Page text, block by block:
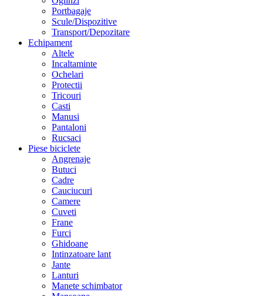
Portbagaje
Scule/Dispozitive
Transport/Depozitare
Echipament
Altele
Incaltaminte
Ochelari
Protectii
Tricouri
Casti
Manusi
Pantaloni
Rucsaci
Piese biciclete
Angrenaje
Butuci
Cadre
Cauciucuri
Camere
Cuveti
Frane
Furci
Ghidoane
Intinzatoare lant
Jante
Lanturi
Manete schimbator